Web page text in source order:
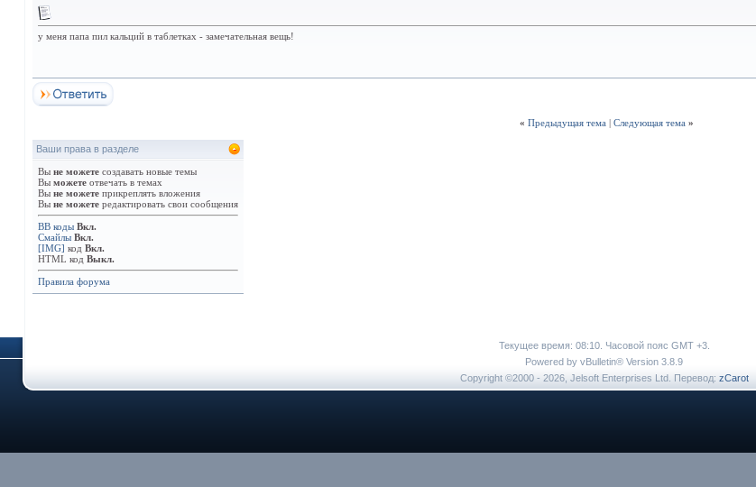
у меня папа пил кальций в таблетках - замечательная вещь!
« Предыдущая тема | Следующая тема »
Ваши права в разделе
Вы не можете создавать новые темы
Вы можете отвечать в темах
Вы не можете прикреплять вложения
Вы не можете редактировать свои сообщения
BB коды Вкл.
Смайлы Вкл.
[IMG] код Вкл.
HTML код Выкл.
Правила форума
Текущее время: 08:10. Часовой пояс GMT +3.
Powered by vBulletin® Version 3.8.9
Copyright ©2000 - 2026, Jelsoft Enterprises Ltd. Перевод: zCarot